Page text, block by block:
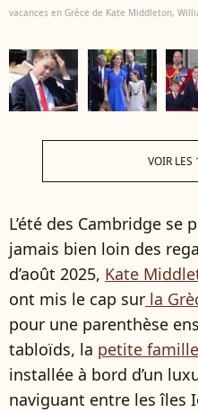
vacances en Grèce de Kate Middleton,
VOIR LES
L’été des Cambridge se
jamais bien loin des
d’août 2025, Kate
ont mis le cap sur la
pour une parenthèse
tabloïds, la petite
installée à bord d’un
naviguant entre les îles